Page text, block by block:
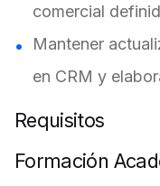
comercial
Mantener
en CRM y
Requisitos
Formación